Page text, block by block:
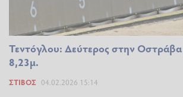
Τεντόγλου: Δεύτερος στην
8,23μ.
ΣΤΊΒΟΣ 04.02.2026 15:14